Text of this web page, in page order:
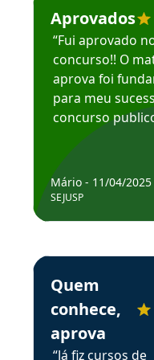
em depoimento
Aprovados
“Fui aprovado
concurso!! O
aprova foi
para meu
concurso
Mário - 11/04/2025
SEJUSP
Estudante Henrique
Quem
conhece,
aprova
“Já fiz cursos de